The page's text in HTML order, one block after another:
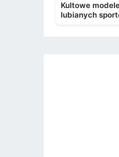
Kultowe
lubianych